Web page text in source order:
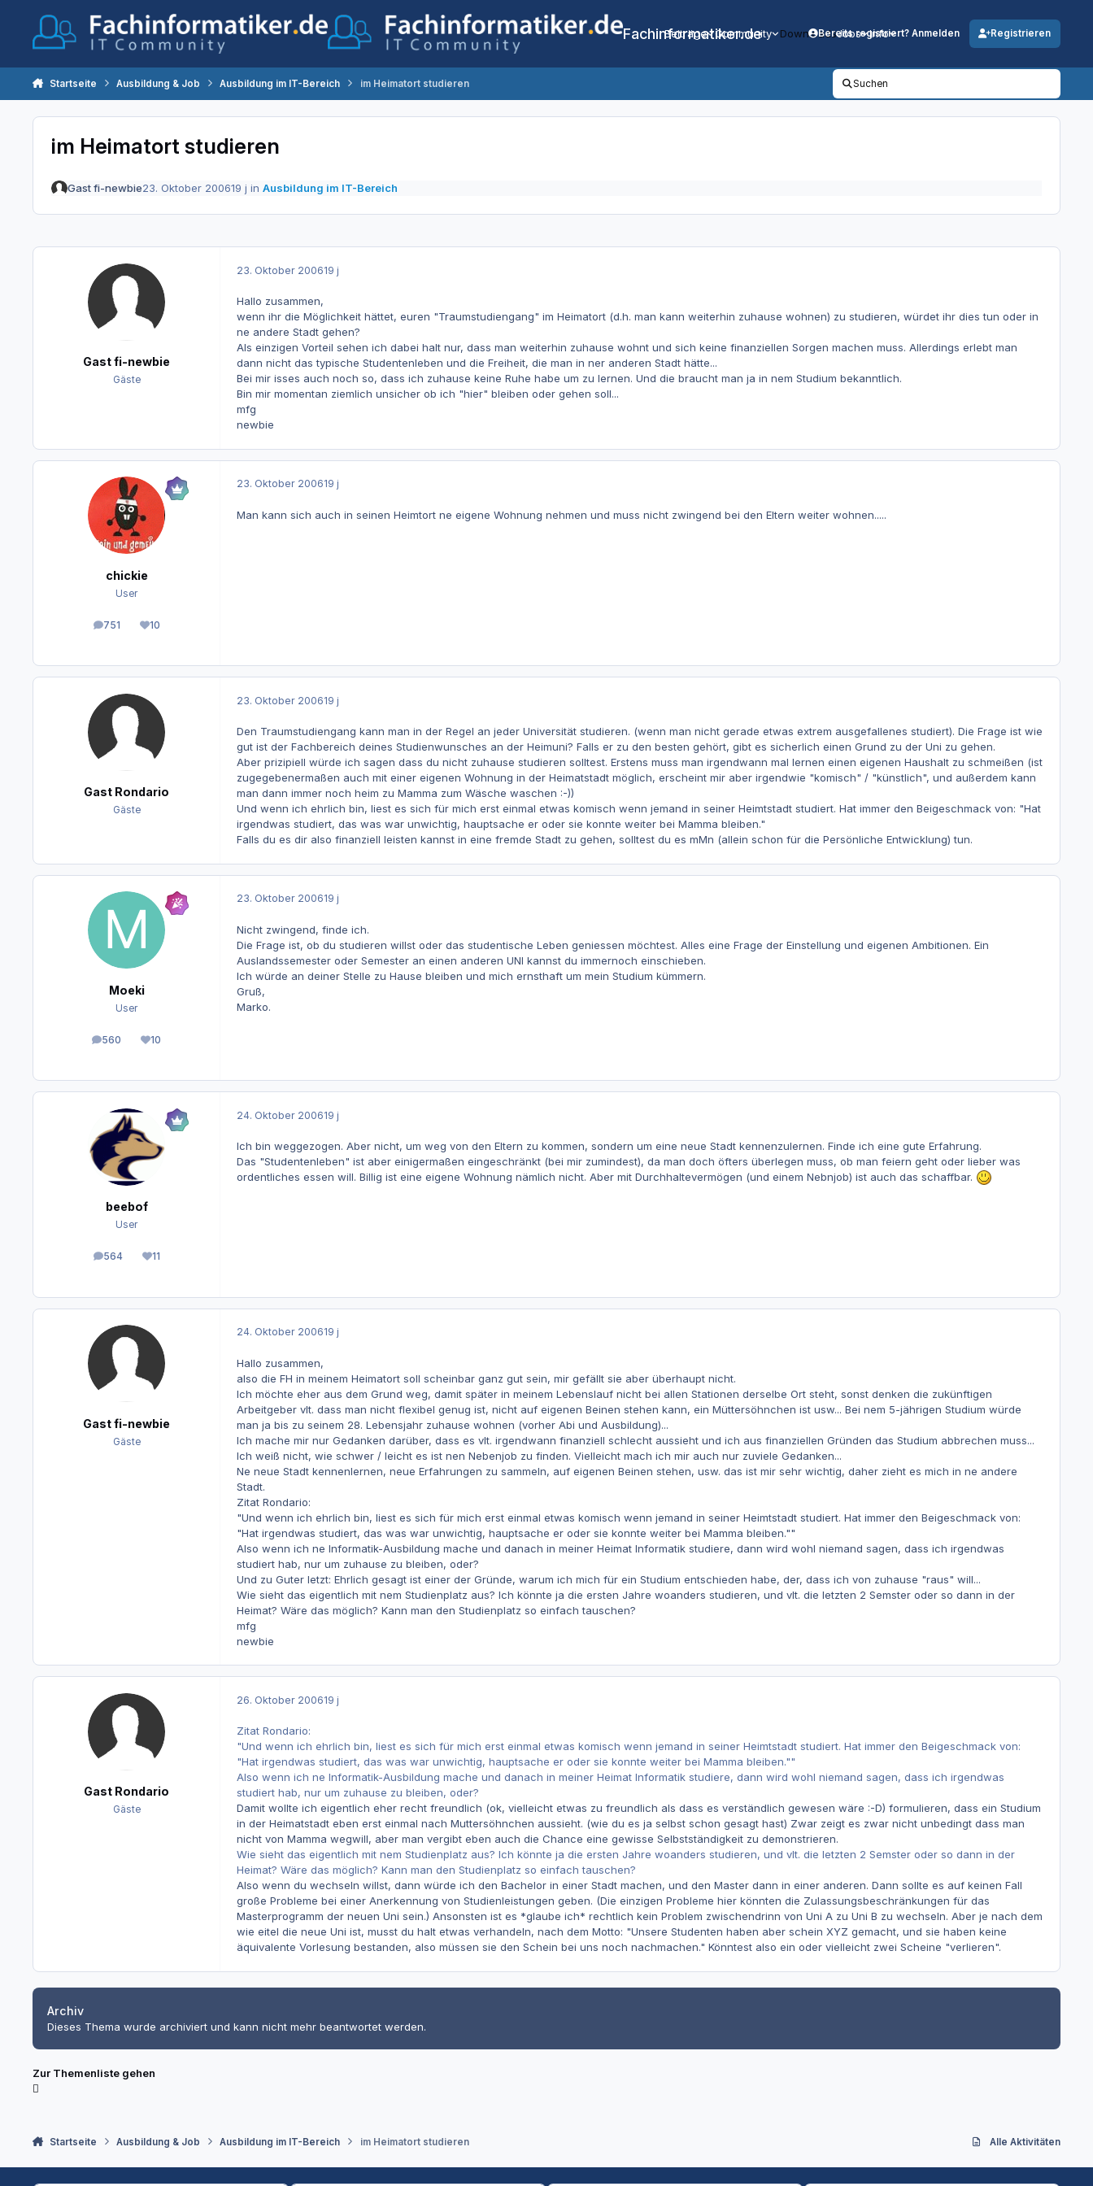
Fachinformatiker.de
Beiträge Community DownloadsJobs Info
Bereits registriert? Anmelden Registrieren
Startseite Ausbildung & Job Ausbildung im IT-Bereich im Heimatort studieren Suchen
im Heimatort studieren
Gast fi-newbie23. Oktober 200619 j in Ausbildung im IT-Bereich
Gast fi-newbie
Gäste
23. Oktober 200619 j
Hallo zusammen,
wenn ihr die Möglichkeit hättet, euren "Traumstudiengang" im Heimatort (d.h. man kann weiterhin zuhause wohnen) zu studieren, würdet ihr dies tun oder in
ne andere Stadt gehen?
Als einzigen Vorteil sehen ich dabei halt nur, dass man weiterhin zuhause wohnt und sich keine finanziellen Sorgen machen muss. Allerdings erlebt man
dann nicht das typische Studentenleben und die Freiheit, die man in ner anderen Stadt hätte...
Bei mir isses auch noch so, dass ich zuhause keine Ruhe habe um zu lernen. Und die braucht man ja in nem Studium bekanntlich.
Bin mir momentan ziemlich unsicher ob ich "hier" bleiben oder gehen soll...
mfg
newbie
chickie
User
751
Beiträge 10
Reputation
23. Oktober 200619 j
Man kann sich auch in seinen Heimtort ne eigene Wohnung nehmen und muss nicht zwingend bei den Eltern weiter wohnen.....
Gast Rondario
Gäste
23. Oktober 200619 j
Den Traumstudiengang kann man in der Regel an jeder Universität studieren. (wenn man nicht gerade etwas extrem ausgefallenes studiert). Die Frage ist wie
gut ist der Fachbereich deines Studienwunsches an der Heimuni? Falls er zu den besten gehört, gibt es sicherlich einen Grund zu der Uni zu gehen.
Aber prizipiell würde ich sagen dass du nicht zuhause studieren solltest. Erstens muss man irgendwann mal lernen einen eigenen Haushalt zu schmeißen (ist
zugegebenermaßen auch mit einer eigenen Wohnung in der Heimatstadt möglich, erscheint mir aber irgendwie "komisch" / "künstlich", und außerdem kann
man dann immer noch heim zu Mamma zum Wäsche waschen :-))
Und wenn ich ehrlich bin, liest es sich für mich erst einmal etwas komisch wenn jemand in seiner Heimtstadt studiert. Hat immer den Beigeschmack von: "Hat
irgendwas studiert, das was war unwichtig, hauptsache er oder sie konnte weiter bei Mamma bleiben."
Falls du es dir also finanziell leisten kannst in eine fremde Stadt zu gehen, solltest du es mMn (allein schon für die Persönliche Entwicklung) tun.
Moeki
User
560
Beiträge 10
Reputation
23. Oktober 200619 j
Nicht zwingend, finde ich.
Die Frage ist, ob du studieren willst oder das studentische Leben geniessen möchtest. Alles eine Frage der Einstellung und eigenen Ambitionen. Ein
Auslandssemester oder Semester an einen anderen UNI kannst du immernoch einschieben.
Ich würde an deiner Stelle zu Hause bleiben und mich ernsthaft um mein Studium kümmern.
Gruß,
Marko.
beebof
User
564
Beiträge 11
Reputation
24. Oktober 200619 j
Ich bin weggezogen. Aber nicht, um weg von den Eltern zu kommen, sondern um eine neue Stadt kennenzulernen. Finde ich eine gute Erfahrung.
Das "Studentenleben" ist aber einigermaßen eingeschränkt (bei mir zumindest), da man doch öfters überlegen muss, ob man feiern geht oder lieber was
ordentliches essen will. Billig ist eine eigene Wohnung nämlich nicht. Aber mit Durchhaltevermögen (und einem Nebnjob) ist auch das schaffbar.
Gast fi-newbie
Gäste
24. Oktober 200619 j
Hallo zusammen,
also die FH in meinem Heimatort soll scheinbar ganz gut sein, mir gefällt sie aber überhaupt nicht.
Ich möchte eher aus dem Grund weg, damit später in meinem Lebenslauf nicht bei allen Stationen derselbe Ort steht, sonst denken die zukünftigen
Arbeitgeber vlt. dass man nicht flexibel genug ist, nicht auf eigenen Beinen stehen kann, ein Müttersöhnchen ist usw... Bei nem 5-jährigen Studium würde
man ja bis zu seinem 28. Lebensjahr zuhause wohnen (vorher Abi und Ausbildung)...
Ich mache mir nur Gedanken darüber, dass es vlt. irgendwann finanziell schlecht aussieht und ich aus finanziellen Gründen das Studium abbrechen muss...
Ich weiß nicht, wie schwer / leicht es ist nen Nebenjob zu finden. Vielleicht mach ich mir auch nur zuviele Gedanken...
Ne neue Stadt kennenlernen, neue Erfahrungen zu sammeln, auf eigenen Beinen stehen, usw. das ist mir sehr wichtig, daher zieht es mich in ne andere
Stadt.
Zitat Rondario:
"Und wenn ich ehrlich bin, liest es sich für mich erst einmal etwas komisch wenn jemand in seiner Heimtstadt studiert. Hat immer den Beigeschmack von:
"Hat irgendwas studiert, das was war unwichtig, hauptsache er oder sie konnte weiter bei Mamma bleiben.""
Also wenn ich ne Informatik-Ausbildung mache und danach in meiner Heimat Informatik studiere, dann wird wohl niemand sagen, dass ich irgendwas
studiert hab, nur um zuhause zu bleiben, oder?
Und zu Guter letzt: Ehrlich gesagt ist einer der Gründe, warum ich mich für ein Studium entschieden habe, der, dass ich von zuhause "raus" will...
Wie sieht das eigentlich mit nem Studienplatz aus? Ich könnte ja die ersten Jahre woanders studieren, und vlt. die letzten 2 Semster oder so dann in der
Heimat? Wäre das möglich? Kann man den Studienplatz so einfach tauschen?
mfg
newbie
Gast Rondario
Gäste
26. Oktober 200619 j
Zitat Rondario:
"Und wenn ich ehrlich bin, liest es sich für mich erst einmal etwas komisch wenn jemand in seiner Heimtstadt studiert. Hat immer den Beigeschmack von:
"Hat irgendwas studiert, das was war unwichtig, hauptsache er oder sie konnte weiter bei Mamma bleiben.""
Also wenn ich ne Informatik-Ausbildung mache und danach in meiner Heimat Informatik studiere, dann wird wohl niemand sagen, dass ich irgendwas
studiert hab, nur um zuhause zu bleiben, oder?
Damit wollte ich eigentlich eher recht freundlich (ok, vielleicht etwas zu freundlich als dass es verständlich gewesen wäre :-D) formulieren, dass ein Studium
in der Heimatstadt eben erst einmal nach Muttersöhnchen aussieht. (wie du es ja selbst schon gesagt hast) Zwar zeigt es zwar nicht unbedingt dass man
nicht von Mamma wegwill, aber man vergibt eben auch die Chance eine gewisse Selbstständigkeit zu demonstrieren.
Wie sieht das eigentlich mit nem Studienplatz aus? Ich könnte ja die ersten Jahre woanders studieren, und vlt. die letzten 2 Semster oder so dann in der
Heimat? Wäre das möglich? Kann man den Studienplatz so einfach tauschen?
Also wenn du wechseln willst, dann würde ich den Bachelor in einer Stadt machen, und den Master dann in einer anderen. Dann sollte es auf keinen Fall
große Probleme bei einer Anerkennung von Studienleistungen geben. (Die einzigen Probleme hier könnten die Zulassungsbeschränkungen für das
Masterprogramm der neuen Uni sein.) Ansonsten ist es *glaube ich* rechtlich kein Problem zwischendrinn von Uni A zu Uni B zu wechseln. Aber je nach dem
wie eitel die neue Uni ist, musst du halt etwas verhandeln, nach dem Motto: "Unsere Studenten haben aber schein XYZ gemacht, und sie haben keine
äquivalente Vorlesung bestanden, also müssen sie den Schein bei uns noch nachmachen." Könntest also ein oder vielleicht zwei Scheine "verlieren".
Archiv
Dieses Thema wurde archiviert und kann nicht mehr beantwortet werden.
Zur Themenliste gehen
Startseite Ausbildung & Job Ausbildung im IT-Bereich im Heimatort studieren Alle Aktivitäten